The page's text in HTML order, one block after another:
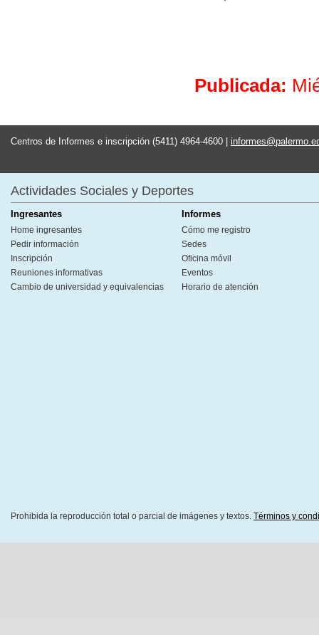
Publicada:
Centros de Informes e inscripción (5411) 4964-4600 |
Actividades Sociales y Deportes
Ingresantes
Home ingresantes
Pedir información
Inscripción
Reuniones informativas
Cambio de universidad y equivalencias
Informes
Cómo me registro
Sedes
Oficina móvil
Eventos
Horario de atención
Prohibida la reproducción total o parcial de imágenes y textos. Términos y